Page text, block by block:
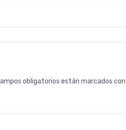
obligatorios están marcados con